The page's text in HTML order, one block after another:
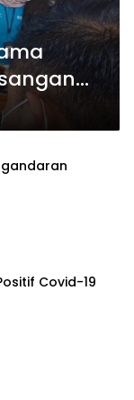
Covid-19